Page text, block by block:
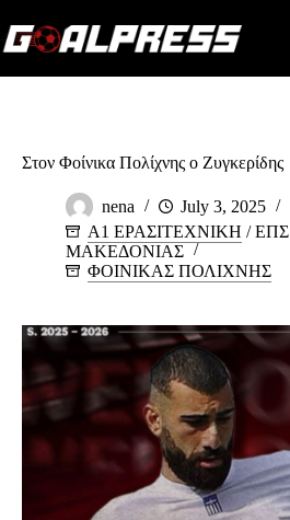
to
content
Στον Φοίνικα Πολίχνης ο Ζυγκερίδης
nena
July 3, 2025
Α1 ΕΡΑΣΙΤΕΧΝΙΚΗ /ΕΠΣ
ΜΑΚΕΔΟΝΙΑΣ
ΦΟΙΝΙΚΑΣ ΠΟΛΙΧΝΗΣ